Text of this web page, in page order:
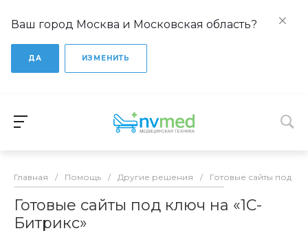
Ваш город Москва и Московская область?
ДА ИЗМЕНИТЬ
Главная / Помощь / Другие решения / Готовые сайты под
Готовые сайты под ключ на «1С-
Битрикс»